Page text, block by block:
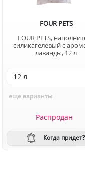
FOUR PETS
FOUR PETS,
силикагелевый с
лаванды, 12 л
еще варианты
Распродан
Когда придет?